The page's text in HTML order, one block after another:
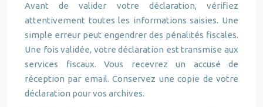
Avant de valider votre déclaration, vérifiez
attentivement toutes les informations saisies. Une
simple erreur peut engendrer des pénalités fiscales.
Une fois validée, votre déclaration est transmise aux
services fiscaux. Vous recevrez un accusé de
réception par email. Conservez une copie de votre
déclaration pour vos archives.